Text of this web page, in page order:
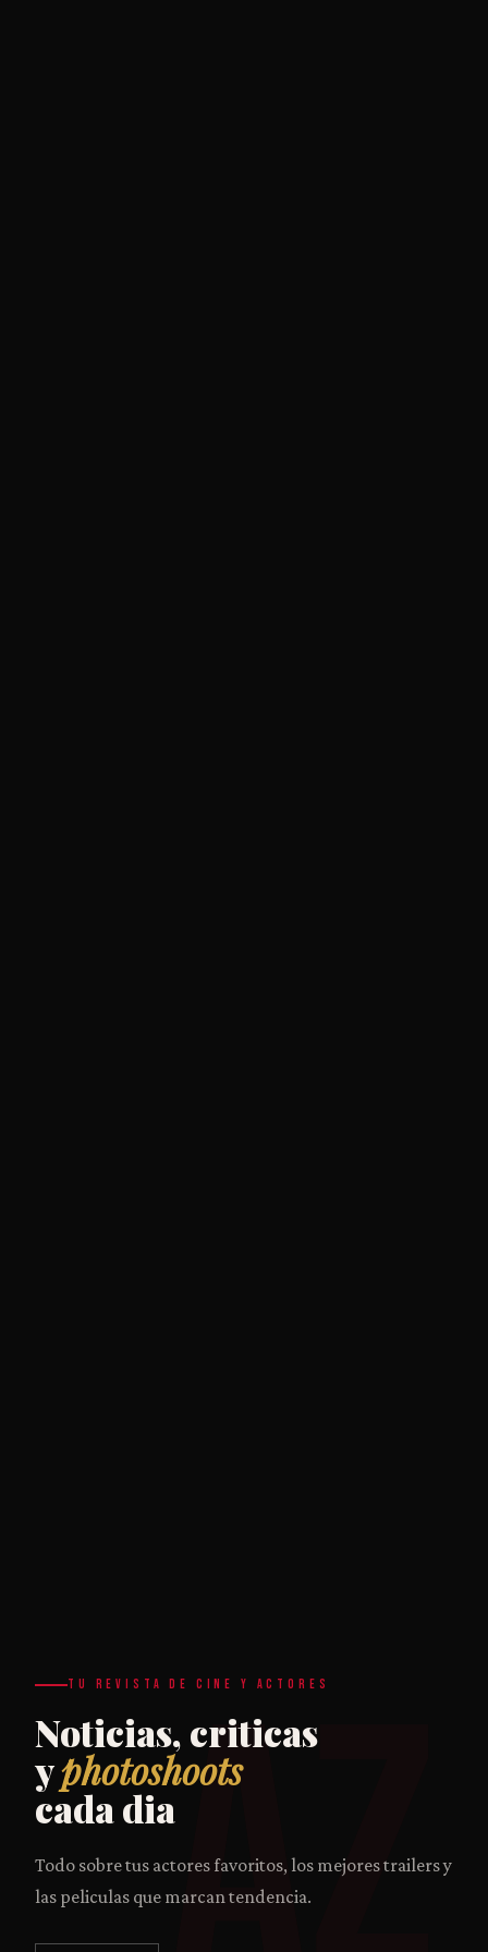
AZ
TU REVISTA DE CINE Y ACTORES
Noticias, criticas
yphotoshoots
cada dia
Todo sobre tus actores favoritos, los mejores trailers y
las peliculas que marcan tendencia.